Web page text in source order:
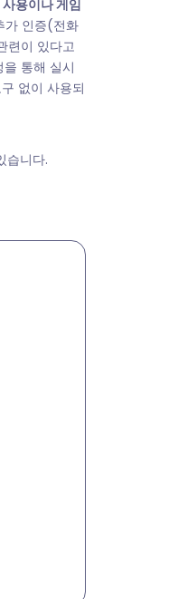
용이나 게임
가 인증(전화
련이 있다고
통해 실시
없이 사용되
습니다.